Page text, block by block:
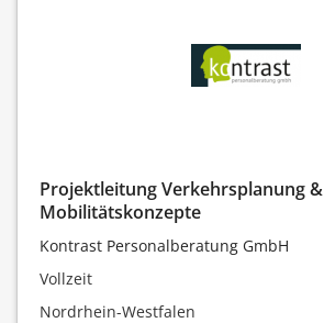
Projektleitung Verkehrsplanung &
Mobilitätskonzepte
Kontrast Personalberatung GmbH
Vollzeit
Nordrhein-Westfalen